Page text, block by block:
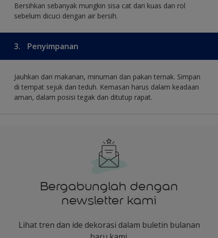
Bersihkan sebanyak mungkin sisa cat dari kuas dan rol
sebelum dicuci dengan air bersih.
3. Penyimpanan
Jauhkan dari makanan, minuman dan pakan ternak. Simpan
di tempat sejuk dan teduh. Kemasan harus dalam keadaan
aman, dalam posisi tegak dan ditutup rapat.
Bergabunglah dengan
newsletter kami
Lihat tren dan ide dekorasi dalam buletin bulanan